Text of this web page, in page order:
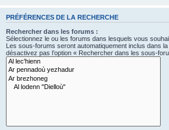
PRÉFÉRENCES DE LA RECHERCHE
Rechercher dans les forums :
Sélectionnez le ou les forums dans lesquels vous
Les sous-forums seront automatiquement inclus dans
désactivez pas l’option « Rechercher dans les sous-